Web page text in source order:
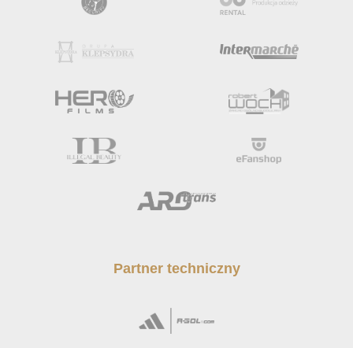
Partner techniczny